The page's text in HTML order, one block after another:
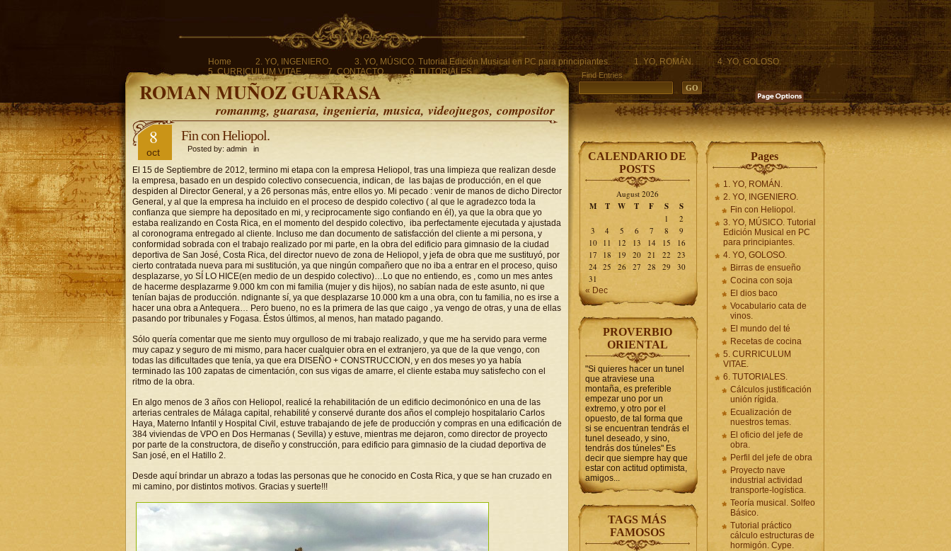
Home 2. YO, INGENIERO. 3. YO, MÚSICO. Tutorial Edición Musical en PC para principiantes. 1. YO, ROMÁN.
4. YO, GOLOSO.
5. CURRICULUM VITAE.
7. CONTACTO. 6. TUTORIALES.
ROMAN MUÑOZ GUARASA
romanmg, guarasa, ingenieria, musica, videojuegos, compositor
Find Entries
8
oct
Fin con Heliopol.
Posted by: admin in
El 15 de Septiembre de 2012, termino mi etapa con la empresa Heliopol, tras una limpieza que realizan desde
la empresa, basado en un despido colectivo consecuencia, indican, de las bajas de producción, en el que
despiden al Director General, y a 26 personas más, entre ellos yo. Mi pecado : venir de manos de dicho Director
General, y al que la empresa ha incluido en el proceso de despido colectivo ( al que le agradezco toda la
confianza que siempre ha depositado en mi, y reciprocamente sigo confiando en él), ya que la obra que yo
estaba realizando en Costa Rica, en el momento del despido colectivo, iba perfectamente ejecutada y ajustada
al coronograma entregado al cliente. Incluso me dan documento de satisfacción del cliente a mi persona, y
conformidad sobrada con el trabajo realizado por mi parte, en la obra del edificio para gimnasio de la ciudad
deportiva de San José, Costa Rica, del director nuevo de zona de Heliopol, y jefa de obra que me sustituyó, por
cierto contratada nueva para mi sustitución, ya que ningún compañero que no iba a entrar en el proceso, quiso
desplazarse, yo SÍ LO HICE(en medio de un despido colectivo)…Lo que no entiendo, es , como un mes antes
de hacerme desplazarme 9.000 km con mi familia (mujer y dis hijos), no sabían nada de este asunto, ni que
tenían bajas de producción. ndignante sí, ya que desplazarse 10.000 km a una obra, con tu familia, no es irse a
hacer una obra a Antequera… Pero bueno, no es la primera de las que caigo , ya vengo de otras, y una de ellas
pasando por tribunales y Fogasa. Éstos últimos, al menos, han matado pagando.
Sólo quería comentar que me siento muy orgulloso de mi trabajo realizado, y que me ha servido para verme
muy capaz y seguro de mi mismo, para hacer cualquier obra en el extranjero, ya que de la que vengo, con
todas las dificultades que tenía, ya que era DISEÑO + CONSTRUCCION, y en dos meses yo ya había
terminado las 100 zapatas de cimentación, con sus vigas de amarre, el cliente estaba muy satisfecho con el
ritmo de la obra.
En algo menos de 3 años con Heliopol, realicé la rehabilitación de un edificio decimonónico en una de las
arterias centrales de Málaga capital, rehabilité y conservé durante dos años el complejo hospitalario Carlos
Haya, Materno Infantil y Hospital Civil, estuve trabajando de jefe de producción y compras en una edificación de
384 viviendas de VPO en Dos Hermanas ( Sevilla) y estuve, mientras me dejaron, como director de proyecto
por parte de la constructora, de diseño y construcción, para edificio para gimnasio de la ciudad deportiva de
San josé, en el Hatillo 2.
Desde aquí brindar un abrazo a todas las personas que he conocido en Costa Rica, y que se han cruzado en
mi camino, por distintos motivos. Gracias y suerte!!!
CALENDARIO DE
POSTS
August 2026
M T W T F S S
1
2
3
4 5 6 7 8
9
10 11 12 13 14 15
16
17
18 19 20 21 22
23
24 25 26 27 28 29
30
31
« Dec
PROVERBIO
ORIENTAL
"Si quieres hacer un tunel
que atraviese una
montaña, es preferible
empezar uno por un
extremo, y otro por el
opuesto, de tal forma que
si se encuentran tendrás el
tunel deseado, y sino,
tendrás dos túneles" Es
decir que siempre hay que
estar con actitud optimista,
amigos...
TAGS MÁS
FAMOSOS
Pages
1. YO, ROMÁN.
2. YO, INGENIERO.
Fin con Heliopol.
3. YO, MÚSICO. Tutorial
Edición Musical en PC
para principiantes.
4. YO, GOLOSO.
Birras de ensueño
Cocina con soja
El dios baco
Vocabulario cata de
vinos.
El mundo del té
Recetas de cocina
5. CURRICULUM
VITAE.
6. TUTORIALES.
Cálculos justificación
unión rígida.
Ecualización de
nuestros temas.
El oficio del jefe de
obra.
Perfil del jefe de obra
Proyecto nave
industrial actividad
transporte-logística.
Teoría musical. Solfeo
Básico.
Tutorial práctico
cálculo estructuras de
hormigón. Cype.